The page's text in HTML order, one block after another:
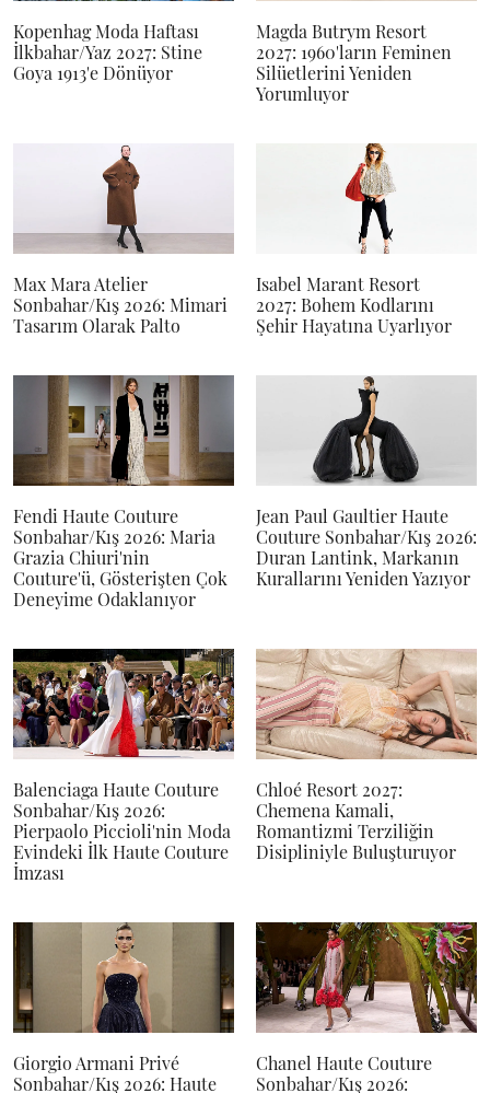
Kopenhag Moda Haftası
İlkbahar/Yaz 2027: Stine
Goya 1913'e Dönüyor
Magda Butrym Resort
2027: 1960'ların Feminen
Silüetlerini Yeniden
Yorumluyor
Max Mara Atelier
Sonbahar/Kış 2026: Mimari
Tasarım Olarak Palto
Isabel Marant Resort
2027: Bohem Kodlarını
Şehir Hayatına Uyarlıyor
Fendi Haute Couture
Sonbahar/Kış 2026: Maria
Grazia Chiuri'nin
Couture'ü, Gösterişten Çok
Deneyime Odaklanıyor
Jean Paul Gaultier Haute
Couture Sonbahar/Kış 2026:
Duran Lantink, Markanın
Kurallarını Yeniden Yazıyor
Balenciaga Haute Couture
Sonbahar/Kış 2026:
Pierpaolo Piccioli'nin Moda
Evindeki İlk Haute Couture
İmzası
Chloé Resort 2027:
Chemena Kamali,
Romantizmi Terziliğin
Disipliniyle Buluşturuyor
Giorgio Armani Privé
Sonbahar/Kış 2026: Haute
Chanel Haute Couture
Sonbahar/Kış 2026: